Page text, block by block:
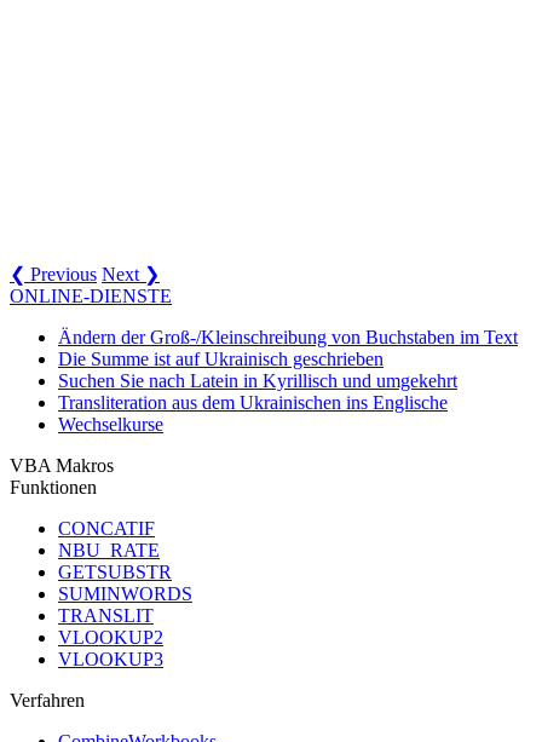
❮ Previous Next ❯
ONLINE-DIENSTE
Ändern der Groß-/Kleinschreibung von Buchstaben im Text
Die Summe ist auf Ukrainisch geschrieben
Suchen Sie nach Latein in Kyrillisch und umgekehrt
Transliteration aus dem Ukrainischen ins Englische
Wechselkurse
VBA Makros
Funktionen
CONCATIF
NBU_RATE
GETSUBSTR
SUMINWORDS
TRANSLIT
VLOOKUP2
VLOOKUP3
Verfahren